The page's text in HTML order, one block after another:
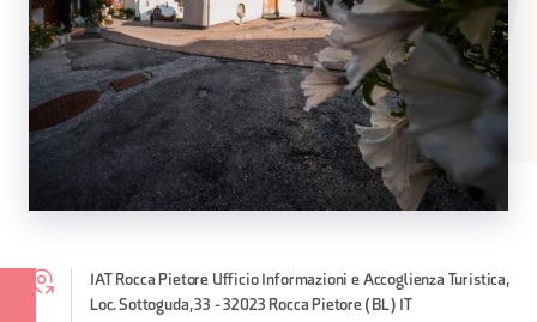
IAT Rocca Pietore Ufficio Informazioni e Accoglienza Turistica,
Loc. Sottoguda, 33 - 32023 Rocca Pietore (BL) IT